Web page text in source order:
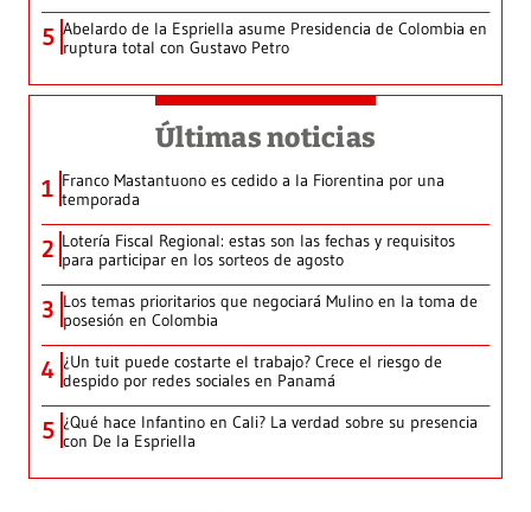
5 Abelardo de la Espriella asume Presidencia de Colombia en
ruptura total con Gustavo Petro
Últimas noticias
1 Franco Mastantuono es cedido a la Fiorentina por una
temporada
2 Lotería Fiscal Regional: estas son las fechas y requisitos
para participar en los sorteos de agosto
3 Los temas prioritarios que negociará Mulino en la toma de
posesión en Colombia
4 ¿Un tuit puede costarte el trabajo? Crece el riesgo de
despido por redes sociales en Panamá
5 ¿Qué hace Infantino en Cali? La verdad sobre su presencia
con De la Espriella